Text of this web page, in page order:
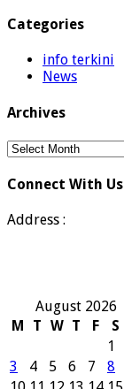
Categories
info terkini
News
Archives
Archives
Connect With Us
Address :
August 2026
M
T W T F S
1
3
4 5 6 7 8